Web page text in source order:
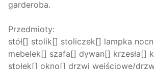
garderoba.
Przedmioty:
stół[] stolik[] stoliczek[] lampka
mebelek[] szafa[] dywan[] krzesła[]
stołek[] okno[] drzwi wejściowe/